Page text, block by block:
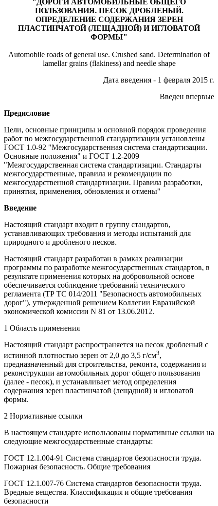
ПОЛЬЗОВАНИЯ. ПЕСОК ДРОБЛЕНЫЙ.
ОПРЕДЕЛЕНИЕ СОДЕРЖАНИЯ ЗЕРЕН
ПЛАСТИНЧАТОЙ (ЛЕЩАДНОЙ) И ИГЛОВАТОЙ
ФОРМЫ"
Automobile roads of general use. Crushed sand. Determination of
lamellar grains (flakiness) and needle shape
Дата введения - 1 февраля 2015 г.
Введен впервые
Предисловие
Цели, основные принципы и основной порядок проведения
работ по межгосударственной стандартизации установлены
ГОСТ 1.0-92 "Межгосударственная система стандартизации.
Основные положения" и ГОСТ 1.2-2009
"Межгосударственная система стандартизации. Стандарты
межгосударственные, правила и рекомендации по
межгосударственной стандартизации. Правила разработки,
принятия, применения, обновления и отмены"
Введение
Настоящий стандарт входит в группу стандартов,
устанавливающих требования и методы испытаний для
природного и дробленого песков.
Настоящий стандарт разработан в рамках реализации
программы по разработке межгосударственных стандартов, в
результате применения которых на добровольной основе
обеспечивается соблюдение требований технического
регламента (ТР ТС 014/2011 "Безопасность автомобильных
дорог"), утвержденной решением Коллегии Евразийской
экономической комиссии N 81 от 13.06.2012.
1 Область применения
Настоящий стандарт распространяется на песок дробленый с
истинной плотностью зерен от 2,0 до 3,5 г/см3,
предназначенный для строительства, ремонта, содержания и
реконструкции автомобильных дорог общего пользования
(далее - песок), и устанавливает метод определения
содержания зерен пластинчатой (лещадной) и игловатой
формы.
2 Нормативные ссылки
В настоящем стандарте использованы нормативные ссылки на
следующие межгосударственные стандарты:
ГОСТ 12.1.004-91 Система стандартов безопасности труда.
Пожарная безопасность. Общие требования
ГОСТ 12.1.007-76 Система стандартов безопасности труда.
Вредные вещества. Классификация и общие требования
безопасности